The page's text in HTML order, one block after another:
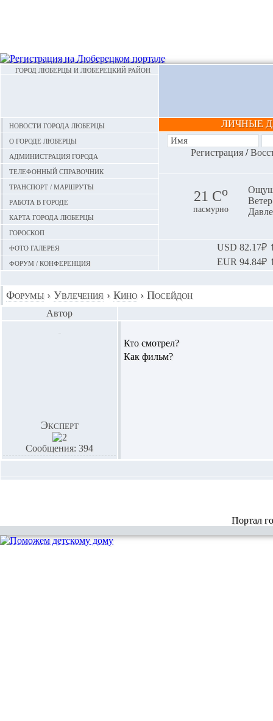
ГОРОД ЛЮБЕРЦЫ И ЛЮБЕРЕЦКИЙ РАЙОН
Новости города Люберцы
О городе Люберцы
Администрация города
Телефонный справочник
Транспорт / маршруты
Работа в городе
Карта города Люберцы
Гороскоп
Фото галерея
Форум / конференция
ЛИЧНЫЕ
Регистрация/
21 Сo
пасмурно
USD 82.17₽
EUR 94.84₽
Форумы › Увлечения › Кино › Посейдон
Автор
Эксперт
Сообщения: 394
Кто смотрел?
Как фильм?
Портал